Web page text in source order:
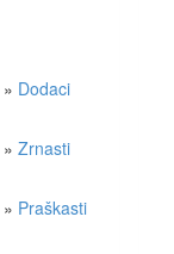
» Dodaci
» Zrnasti
» Praškasti